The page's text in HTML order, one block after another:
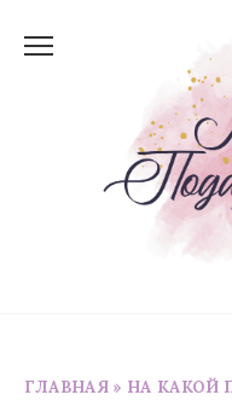
ГЛАВНАЯ » НА КАКОЙ